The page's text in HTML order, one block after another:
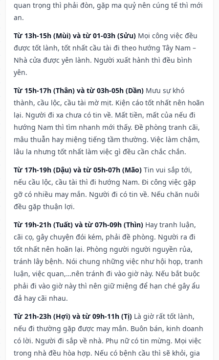
quan trọng thì phải đòn, gặp ma quỷ nên cúng tế thì mới
an.
Từ 13h-15h (Mùi) và từ 01-03h (Sửu) Mọi công việc đều
được tốt lành, tốt nhất cầu tài đi theo hướng Tây Nam –
Nhà cửa được yên lành. Người xuất hành thì đều bình
yên.
Từ 15h-17h (Thân) và từ 03h-05h (Dần) Mưu sự khó
thành, cầu lộc, cầu tài mờ mịt. Kiện cáo tốt nhất nên hoãn
lại. Người đi xa chưa có tin về. Mất tiền, mất của nếu đi
hướng Nam thì tìm nhanh mới thấy. Đề phòng tranh cãi,
mâu thuẫn hay miệng tiếng tầm thường. Việc làm chậm,
lâu la nhưng tốt nhất làm việc gì đều cần chắc chắn.
Từ 17h-19h (Dậu) và từ 05h-07h (Mão) Tin vui sắp tới,
nếu cầu lộc, cầu tài thì đi hướng Nam. Đi công việc gặp
gỡ có nhiều may mắn. Người đi có tin về. Nếu chăn nuôi
đều gặp thuận lợi.
Từ 19h-21h (Tuất) và từ 07h-09h (Thìn) Hay tranh luận,
cãi cọ, gây chuyện đói kém, phải đề phòng. Người ra đi
tốt nhất nên hoãn lại. Phòng người người nguyền rủa,
tránh lây bệnh. Nói chung những việc như hội họp, tranh
luận, việc quan,…nên tránh đi vào giờ này. Nếu bắt buộc
phải đi vào giờ này thì nên giữ miệng để hạn ché gây ẩu
đả hay cãi nhau.
Từ 21h-23h (Hợi) và từ 09h-11h (Tị) Là giờ rất tốt lành,
nếu đi thường gặp được may mắn. Buôn bán, kinh doanh
có lời. Người đi sắp về nhà. Phụ nữ có tin mừng. Mọi việc
trong nhà đều hòa hợp. Nếu có bệnh cầu thì sẽ khỏi, gia